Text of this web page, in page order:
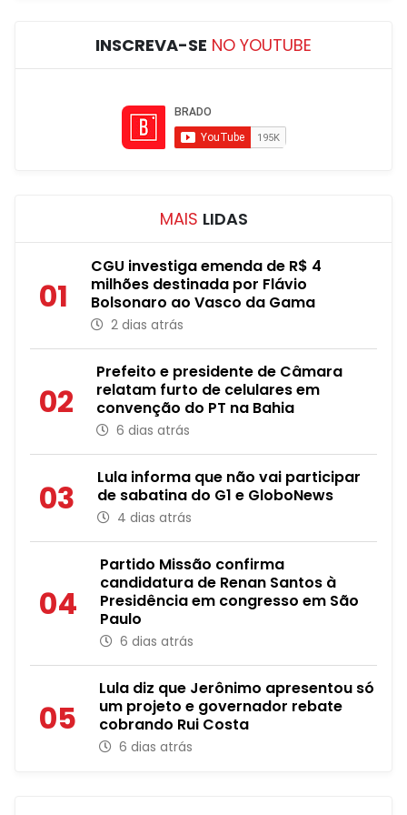
INSCREVA-SE NO YOUTUBE
MAIS LIDAS
01
CGU investiga emenda de R$ 4
milhões destinada por Flávio
Bolsonaro ao Vasco da Gama
2 dias atrás
02
Prefeito e presidente de Câmara
relatam furto de celulares em
convenção do PT na Bahia
6 dias atrás
03
Lula informa que não vai participar
de sabatina do G1 e GloboNews
4 dias atrás
04
Partido Missão confirma
candidatura de Renan Santos à
Presidência em congresso em São
Paulo
6 dias atrás
05
Lula diz que Jerônimo apresentou só
um projeto e governador rebate
cobrando Rui Costa
6 dias atrás